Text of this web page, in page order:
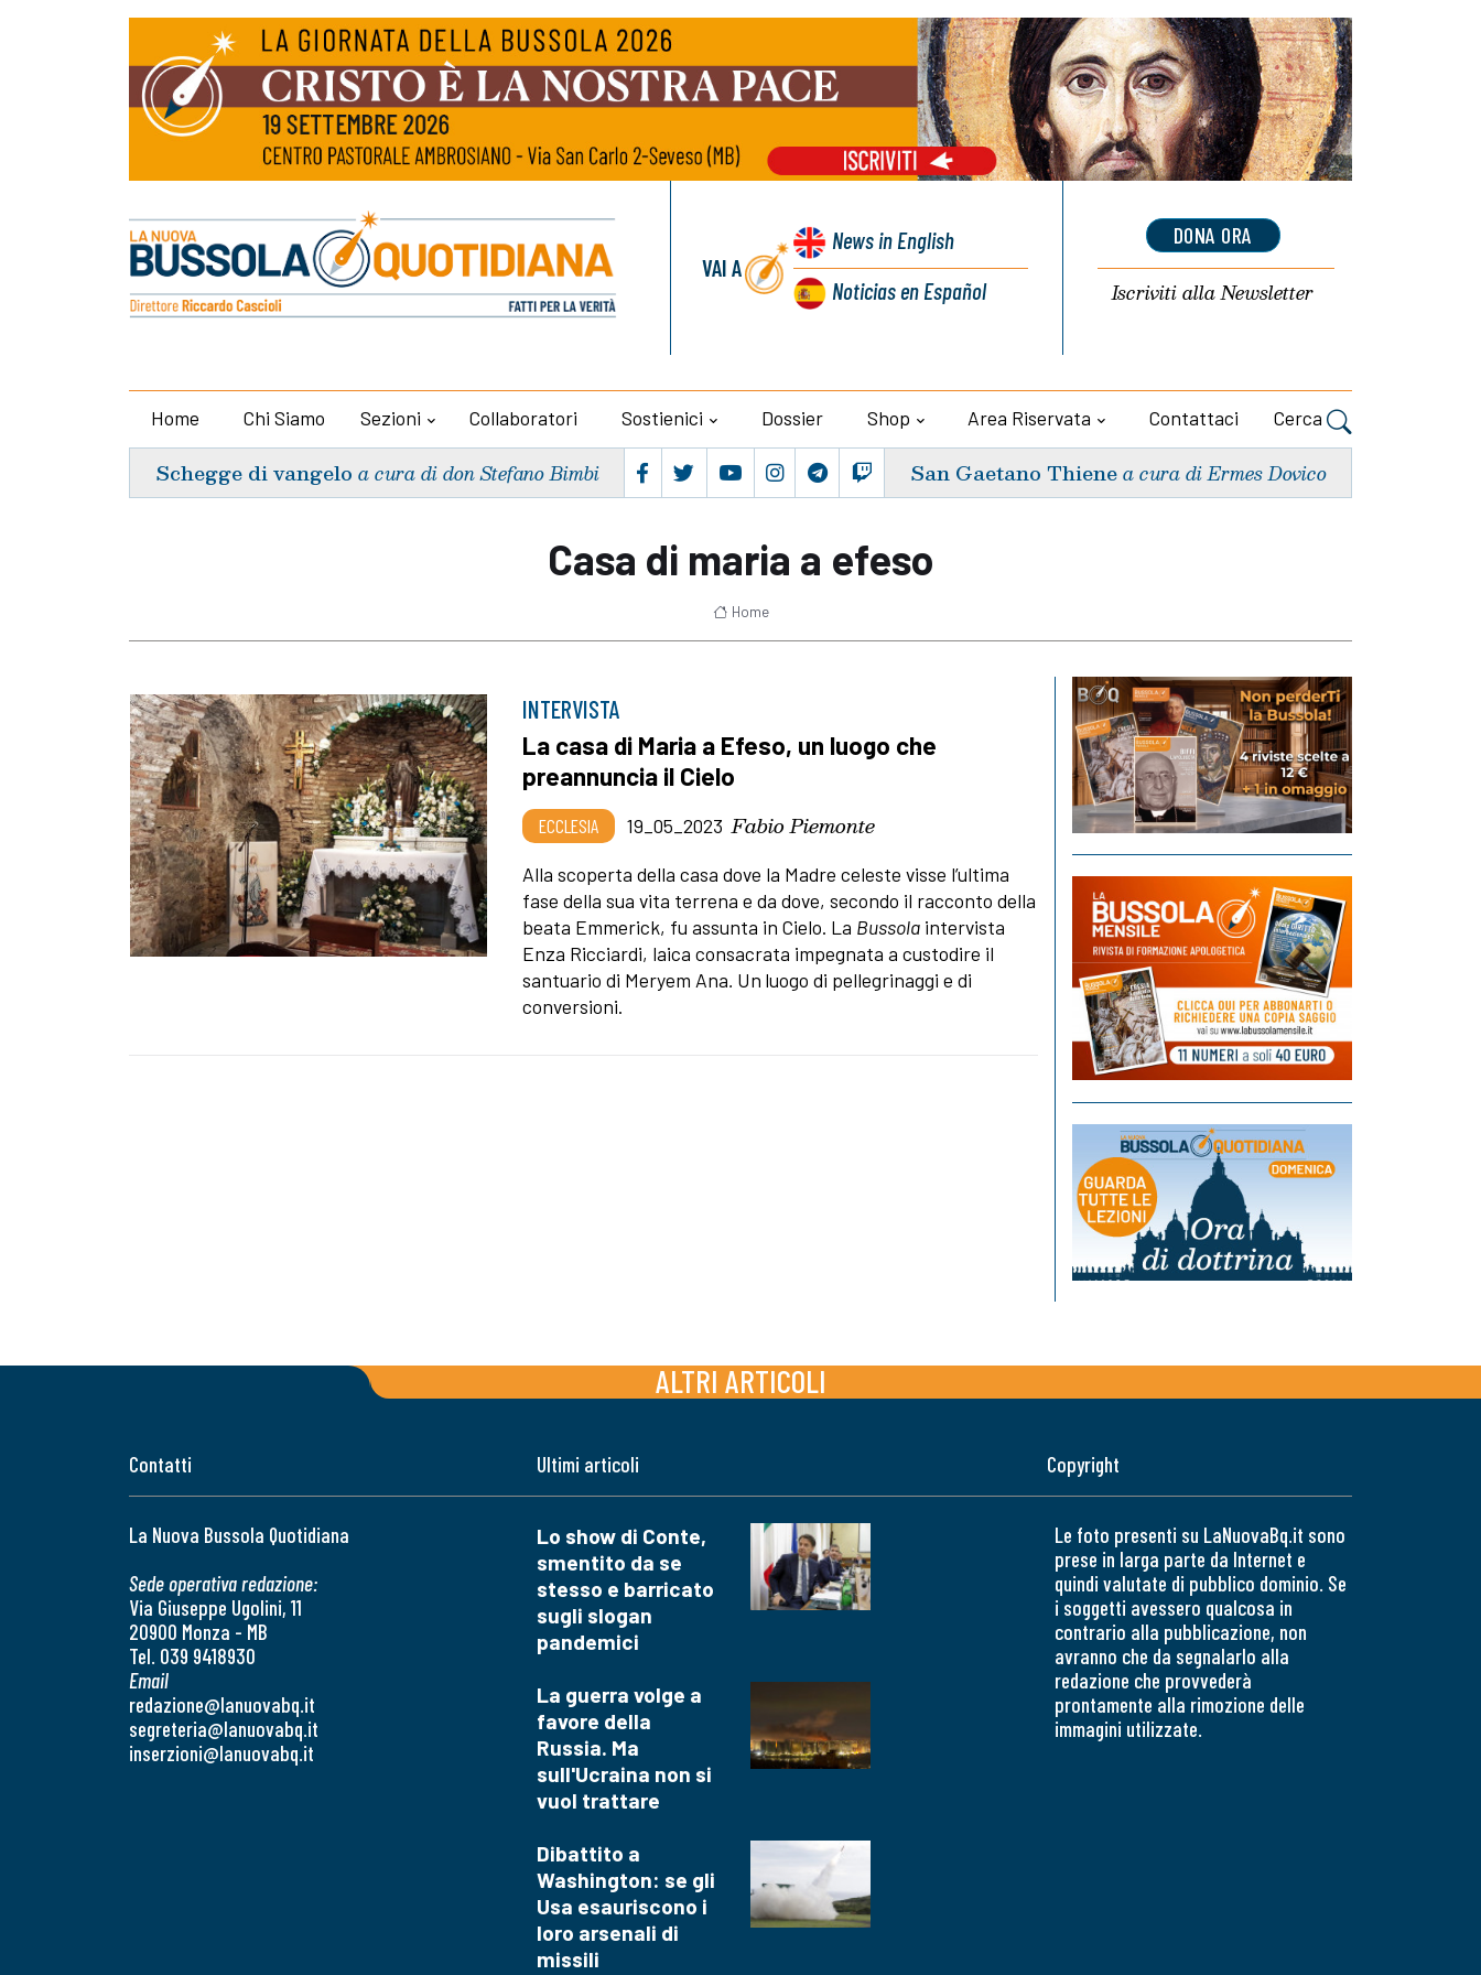
VAI A
Newsin English
Noticiasen Español
DONA ORA
Iscriviti allaNewsletter
Home Chi Siamo Sezioni Collaboratori Sostienici Dossier Shop Area Riservata Contattaci Cerca
Schegge di vangelo a cura di don Stefano Bimbi San Gaetano Thiene a cura di Ermes Dovico
Casa di maria a efeso
Home
INTERVISTA
La casa di Maria a Efeso, un luogo che
preannuncia il Cielo
ECCLESIA 19_05_2023 Fabio Piemonte
Alla scoperta della casa dove la Madre celeste visse l’ultima
fase della sua vita terrena e da dove, secondo il racconto della
beata Emmerick, fu assunta in Cielo. La Bussola intervista
Enza Ricciardi, laica consacrata impegnata a custodire il
santuario di Meryem Ana. Un luogo di pellegrinaggi e di
conversioni.
ALTRI ARTICOLI
Contatti
La Nuova Bussola Quotidiana
Sede operativa redazione:
Via Giuseppe Ugolini, 11
20900 Monza - MB
Tel. 039 9418930
Email
redazione@lanuovabq.it
segreteria@lanuovabq.it
inserzioni@lanuovabq.it
Ultimi articoli
Lo show di Conte,
smentito da se
stesso e barricato
sugli slogan
pandemici
La guerra volge a
favore della
Russia. Ma
sull'Ucraina non si
vuol trattare
Dibattito a
Washington: se gli
Usa esauriscono i
loro arsenali di
missili
Copyright
Le foto presenti su LaNuovaBq.it sono
prese in larga parte da Internet e
quindi valutate di pubblico dominio. Se
i soggetti avessero qualcosa in
contrario alla pubblicazione, non
avranno che da segnalarlo alla
redazione che provvederà
prontamente alla rimozione delle
immagini utilizzate.